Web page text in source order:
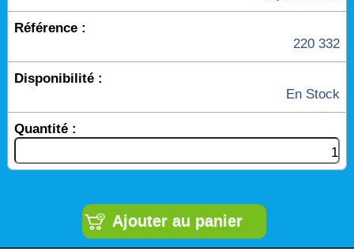
Référence :
220 332
Disponibilité :
En Stock
Quantité :